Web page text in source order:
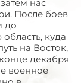
нас
После боев
до
куда
на Восток,
декабря
военное